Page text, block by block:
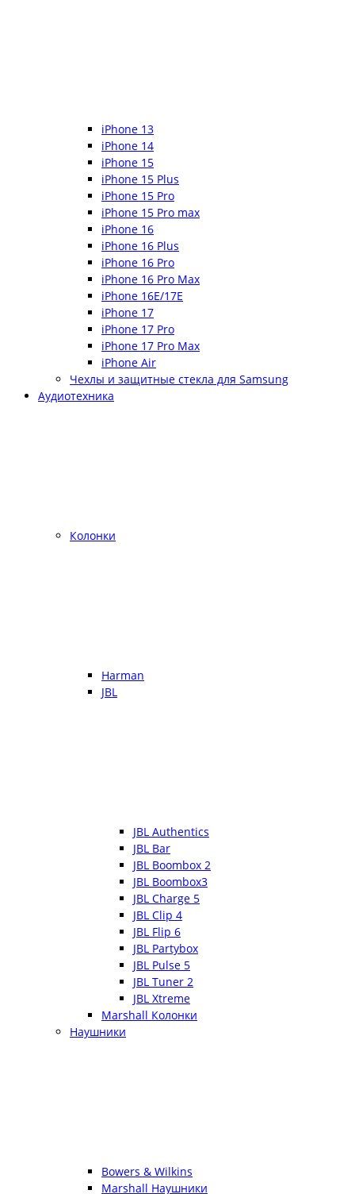
iPhone 13
iPhone 14
iPhone 15
iPhone 15 Plus
iPhone 15 Pro
iPhone 15 Pro max
iPhone 16
iPhone 16 Plus
iPhone 16 Pro
iPhone 16 Pro Max
iPhone 16E/17E
iPhone 17
iPhone 17 Pro
iPhone 17 Pro Max
iPhone Air
Чехлы и защитные стекла для Samsung
Аудиотехника
Колонки
Harman
JBL
JBL Authentics
JBL Bar
JBL Boombox 2
JBL Boombox3
JBL Charge 5
JBL Clip 4
JBL Flip 6
JBL Partybox
JBL Pulse 5
JBL Tuner 2
JBL Xtreme
Marshall Колонки
Наушники
Bowers & Wilkins
Marshall Наушники